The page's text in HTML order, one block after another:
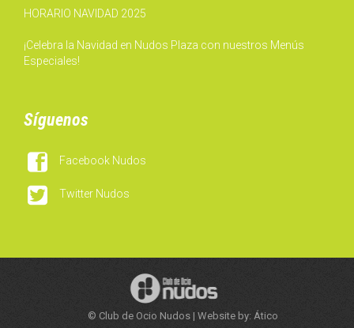
HORARIO NAVIDAD 2025
¡Celebra la Navidad en Nudos Plaza con nuestros Menús
Especiales!
Síguenos
 Facebook Nudos
 Twitter Nudos
© Club de Ocio Nudos | Website by: Ático